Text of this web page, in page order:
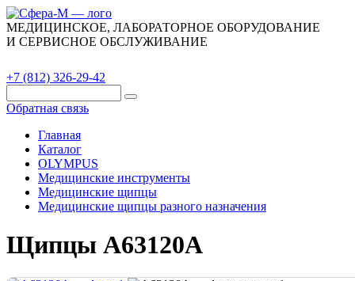
МЕДИЦИНСКОЕ, ЛАБОРАТОРНОЕ ОБОРУДОВАНИЕ
И СЕРВИСНОЕ ОБСЛУЖИВАНИЕ
+7 (812) 326-29-42
Обратная связь
Главная
Каталог
OLYMPUS
Медицинские инструменты
Медицинские щипцы
Медицинские щипцы разного назначения
Щипцы A63120A